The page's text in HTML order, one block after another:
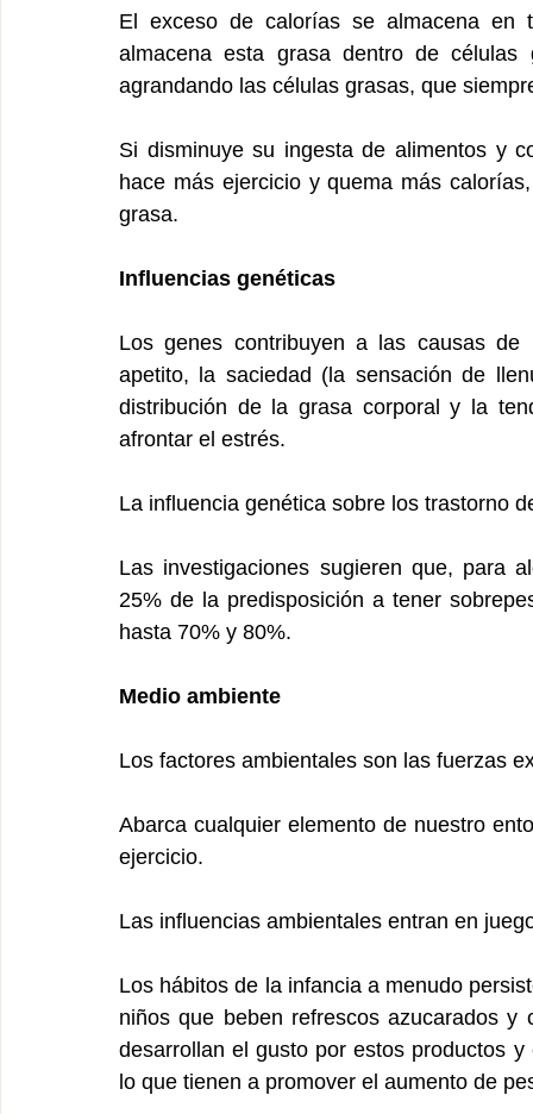
El exceso de calorías se almacena
almacena esta grasa dentro de células
agrandando las células grasas, que
Si disminuye su ingesta de alimentos y
hace más ejercicio y quema más
grasa.
Influencias genéticas
Los genes contribuyen a las causas
apetito, la saciedad (la sensación de
distribución de la grasa corporal y la
afrontar el estrés.
La influencia genética sobre los trastorno
Las investigaciones sugieren que, para
25% de la predisposición a tener
hasta 70% y 80%.
Medio ambiente
Los factores ambientales son las fuerzas
Abarca cualquier elemento de nuestro
ejercicio.
Las influencias ambientales entran en
Los hábitos de la infancia a menudo
niños que beben refrescos azucarados
desarrollan el gusto por estos productos
lo que tienen a promover el aumento de